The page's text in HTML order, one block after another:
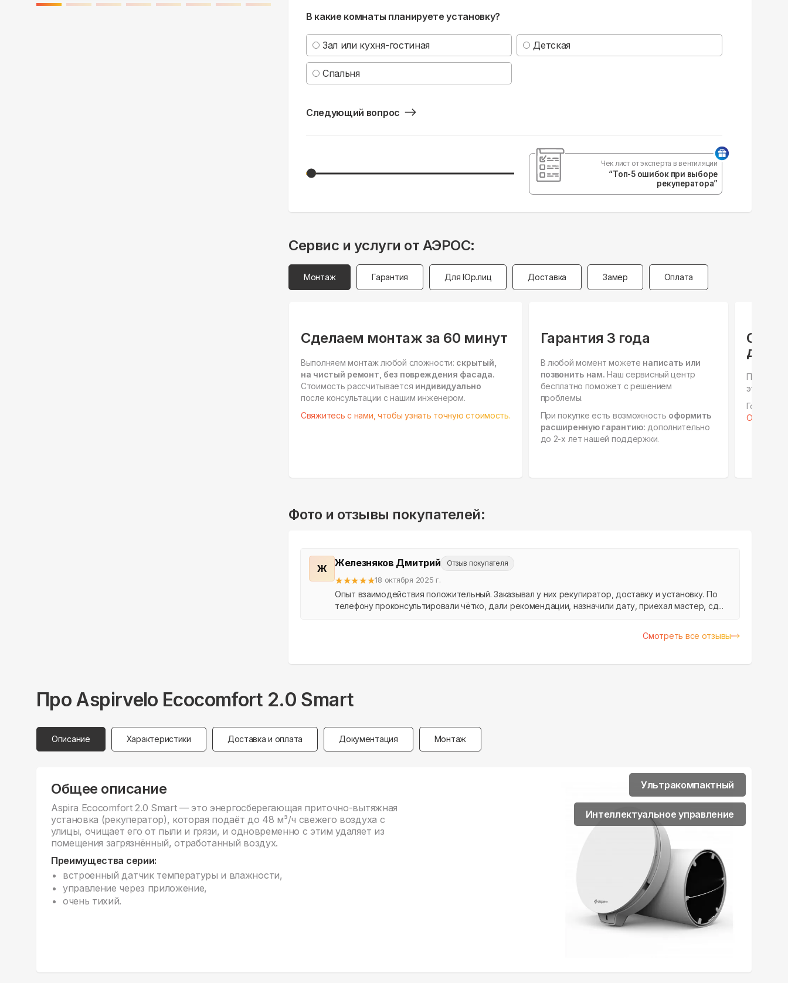
В какие комнаты планируете установку?
Зал или кухня-гостиная Детская
Спальня
Следующий вопрос
Чек лист от эксперта в вентиляции
“Топ-5 ошибок при выборе
рекуператора”
Сервис и услуги от АЭРОС:
Монтаж Гарантия Для Юр.лиц Доставка Замер Оплата
Сделаем монтаж за 60 минут
Выполняем монтаж любой сложности: скрытый,
на чистый ремонт, без повреждения фасада.
Стоимость рассчитывается индивидуально
после консультации с нашим инженером.
Свяжитесь с нами, чтобы узнать точную стоимость.
Гарантия 3 года
В любой момент можете написать или
позвонить нам. Наш сервисный центр
бесплатно поможет с решением
проблемы.
При покупке есть возможность оформить
расширенную гарантию: дополнительно
до 2-х лет нашей поддержки.
для
этапах,
Готовы к
Фото и отзывы покупателей:
Ж Железняков Дмитрий Отзыв покупателя
★★★★★18 октября 2025 г.
Опыт взаимодействия положительный. Заказывал у них рекупиратор, доставку и установку. По
телефону проконсультировали чётко, дали рекомендации, назначили дату, приехал мастер, сд...
Смотреть все отзывы
Про Aspirvelo Ecocomfort 2.0 Smart
Описание Характеристики Доставка и оплата Документация Монтаж
Общее описание
Aspira Ecocomfort 2.0 Smart — это энергосберегающая приточно-вытяжная
установка (рекуператор), которая подаёт до 48 м³/ч свежего воздуха с
улицы, очищает его от пыли и грязи, и одновременно с этим удаляет из
помещения загрязнённый, отработанный воздух.
Преимущества серии:
встроенный датчик температуры и влажности,
управление через приложение,
очень тихий.
Ультракомпактный
Интеллектуальное управление